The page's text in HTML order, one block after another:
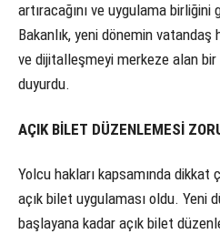
artıracağını ve uygulama
Bakanlık, yeni dönemin vatandaş
ve dijitalleşmeyi merkeze alan bir
duyurdu.
AÇIK BİLET DÜZENLEMESİ
Yolcu hakları kapsamında dikkat
açık bilet uygulaması oldu. Yeni
başlayana kadar açık bilet